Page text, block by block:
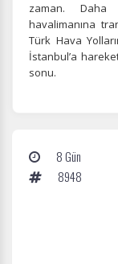
zaman. Daha
havalimanına
Türk Hava
İstanbul’a
sonu.
8 Gün
8948